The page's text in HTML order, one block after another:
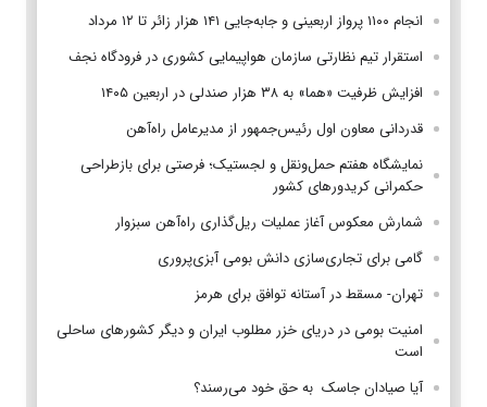
انجام ۱۱۰۰ پرواز اربعینی و جابه‌جایی ۱۴۱ هزار زائر تا ۱۲ مرداد
استقرار تیم‌ نظارتی سازمان هواپیمایی کشوری در فرودگاه نجف
افزایش ظرفیت «هما» به ۳۸ هزار صندلی در اربعین ۱۴۰۵
قدردانی معاون اول رئیس‌جمهور از مدیرعامل راه‌آهن
نمایشگاه هفتم حمل‌ونقل و لجستیک؛ فرصتی برای بازطراحی
حکمرانی کریدورهای کشور
شمارش معکوس آغاز عملیات ریل‌گذاری راه‌آهن سبزوار
گامی برای تجاری‌سازی دانش بومی آبزی‌پروری
تهران- مسقط در آستانه توافق برای هرمز
امنیت بومی در دریای خزر مطلوب ایران و دیگر کشورهای ساحلی
است
آیا صیادان جاسک به حق خود می‌رسند؟